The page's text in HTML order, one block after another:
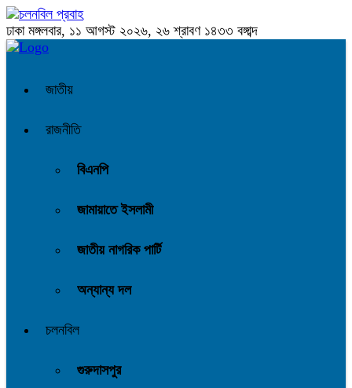
ঢাকা মঙ্গলবার, ১১ আগস্ট ২০২৬, ২৬ শ্রাবণ ১৪৩৩ বঙ্গাব্দ
জাতীয়
রাজনীতি
বিএনপি
জামায়াতে ইসলামী
জাতীয় নাগরিক পার্টি
অন্যান্য দল
চলনবিল
গুরুদাসপুর